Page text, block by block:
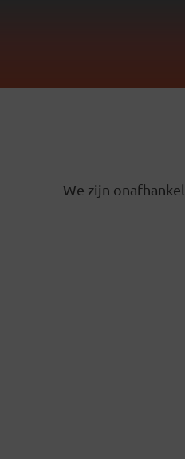
We zijn